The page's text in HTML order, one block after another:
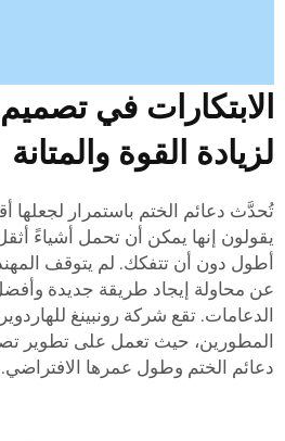
في تصميم
القوة والمتانة
دعائم الختم باستمرار لجعلها
إنها يمكن أن تحمل أشياءً أثقل
دون أن تتفكك. لم يتوقف
محاولة إيجاد طريقة جديدة وأفضل
تقع شركة رونبينغ للهاردوير
حيث تعمل على تطوير
الختم وطول عمرها الافتراضي.